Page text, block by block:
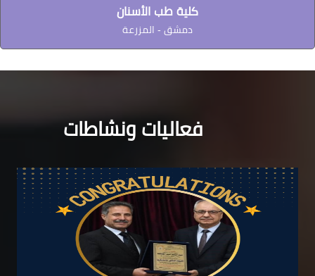
كلية طب الأسنان
دمشق - المزرعة
فعاليات ونشاطات